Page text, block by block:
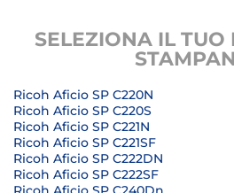
SELEZIONA IL TUO
Ricoh Aficio SP C220N
Ricoh Aficio SP C220S
Ricoh Aficio SP C221N
Ricoh Aficio SP C221SF
Ricoh Aficio SP C222DN
Ricoh Aficio SP C222SF